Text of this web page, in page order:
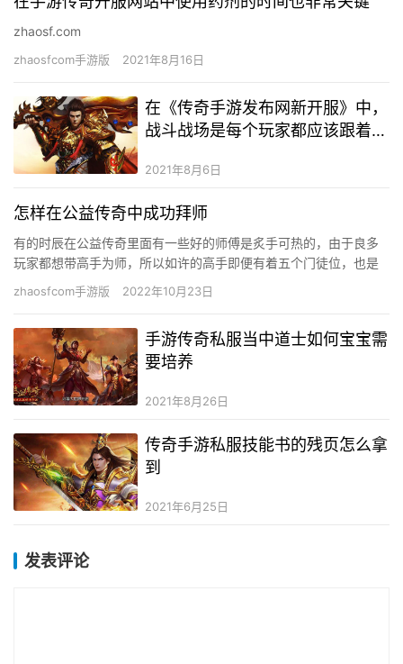
zhaosf.com
zhaosfcom手游版 2021年8月16日
在《传奇手游发布网新开服》中，
战斗战场是每个玩家都应该跟着大
2021年8月6日
怎样在公益传奇中成功拜师
有的时辰在公益传奇里面有一些好的师傅是炙手可热的，由于良多
玩家都想带高手为师，所以如许的高手即便有着五个门徒位，也是
很轻易被一抢而空的。若是你想要成为一个高手的门徒，你必需要
zhaosfcom手游版 2022年10月23日
手游传奇私服当中道士如何宝宝需
要培养
2021年8月26日
传奇手游私服技能书的残页怎么拿
到
2021年6月25日
发表评论